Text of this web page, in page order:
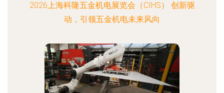
2026上海科隆五金机电展览会（CIHS） 创新驱
动，引领五金机电未来风向